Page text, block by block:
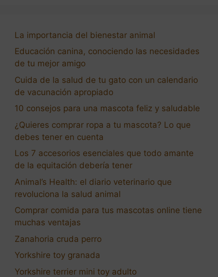
La importancia del bienestar animal
Educación canina, conociendo las necesidades
de tu mejor amigo
Cuida de la salud de tu gato con un calendario
de vacunación apropiado
10 consejos para una mascota feliz y saludable
¿Quieres comprar ropa a tu mascota? Lo que
debes tener en cuenta
Los 7 accesorios esenciales que todo amante
de la equitación debería tener
Animal’s Health: el diario veterinario que
revoluciona la salud animal
Comprar comida para tus mascotas online tiene
muchas ventajas
Zanahoria cruda perro
Yorkshire toy granada
Yorkshire terrier mini toy adulto